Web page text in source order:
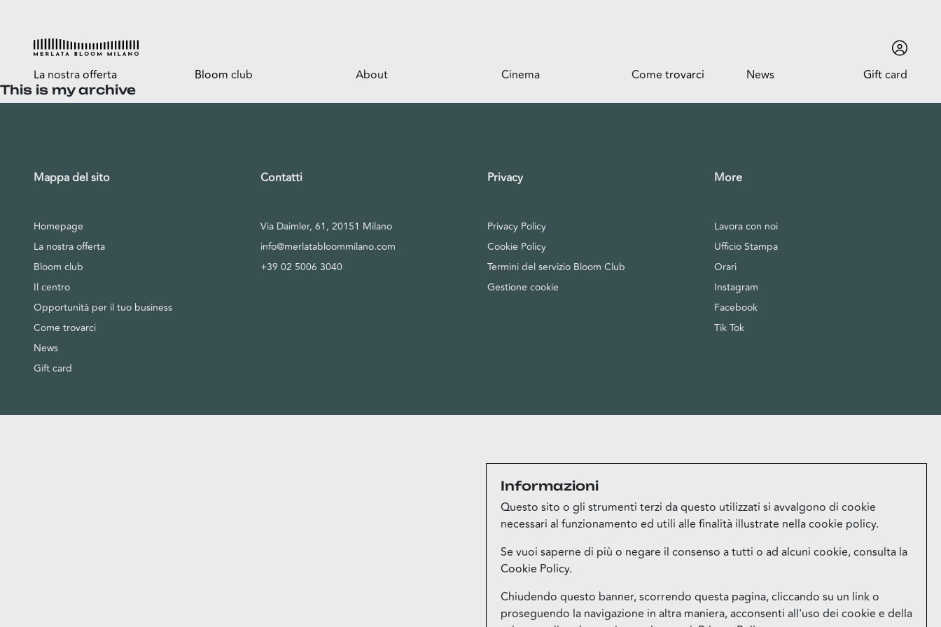
La nostraofferta
Food
Esselunga
Bloom club
Shopping a mani libere
About Cinema Come trovarci News Giftcard
This is my archive
Informazioni
Questo sito o gli strumenti terzi da questo utilizzati si avvalgono di cookie
necessari al funzionamento ed utili alle finalità illustrate nella cookie policy.
Se vuoi saperne di più o negare il consenso a tutti o ad alcuni cookie, consulta la
Cookie Policy.
Chiudendo questo banner, scorrendo questa pagina, cliccando su un link o
proseguendo la navigazione in altra maniera, acconsenti all'uso dei cookie e della
Mappa del sito
Homepage
La nostra offerta
Bloom club
Il centro
Opportunità per il tuo business
Come trovarci
News
Gift card
Contatti
Via Daimler, 61, 20151 Milano
info@merlatabloommilano.com
+39 02 5006 3040
Privacy
Privacy Policy
Cookie Policy
Termini del servizio Bloom Club
Gestione cookie
More
Lavora con noi
Ufficio Stampa
Orari
Instagram
Facebook
Tik Tok